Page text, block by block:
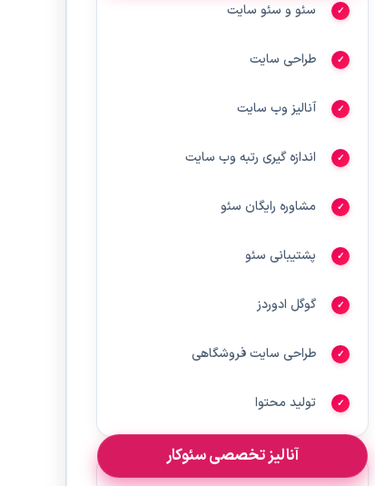
سئو و سئو سایت
طراحی سایت
آنالیز وب سایت
اندازه گیری رتبه وب سایت
مشاوره رایگان سئو
پشتیبانی سئو
گوگل ادوردز
طراحی سایت فروشگاهی
تولید محتوا
آنالیز تخصصی سئوکار